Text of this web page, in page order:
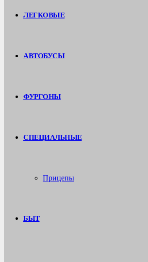
ЛЕГКОВЫЕ
АВТОБУСЫ
ФУРГОНЫ
СПЕЦИАЛЬНЫЕ
Прицепы
БЫТ